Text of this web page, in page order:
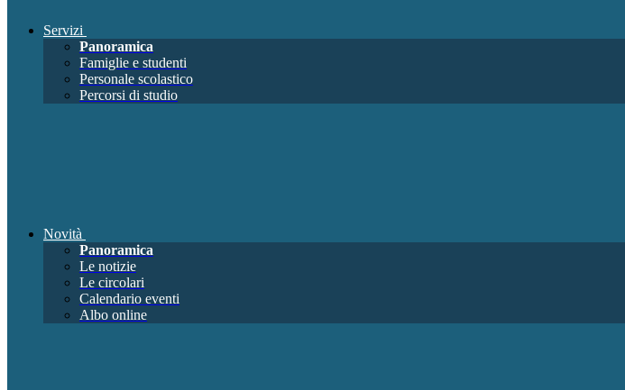
Servizi
Panoramica
Famiglie e studenti
Personale scolastico
Percorsi di studio
Novità
Panoramica
Le notizie
Le circolari
Calendario eventi
Albo online